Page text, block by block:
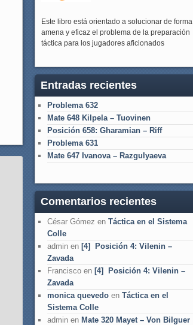
Este libro está orientado a solucionar de forma
amena y eficaz el problema de la preparación
táctica para los jugadores aficionados
Entradas recientes
Problema 632
Mate 648 Kilpela – Tuovinen
Posición 658: Gharamian – Riff
Problema 631
Mate 647 Ivanova – Razgulyaeva
Comentarios recientes
César Gómez en Táctica en el Sistema
Colle
admin en [4] Posición 4: Vilenin –
Zavada
Francisco en [4] Posición 4: Vilenin –
Zavada
monica quevedo en Táctica en el
Sistema Colle
admin en Mate 320 Mayet – Von Bilguer